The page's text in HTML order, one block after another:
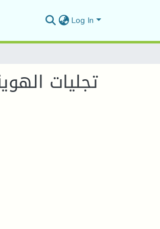
Log In
تجليات